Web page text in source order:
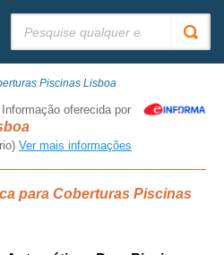
Piscinas Lisboa
Informação oferecida por
Ver mais informações
para Coberturas Piscinas